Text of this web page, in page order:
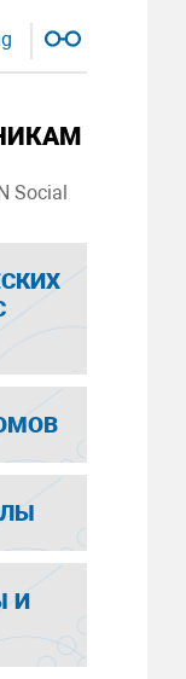
Social
И